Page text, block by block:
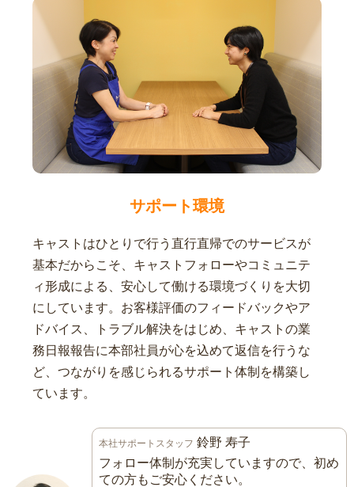
サポート環境
キャストはひとりで行う直行直帰でのサービスが
基本だからこそ、キャストフォローやコミュニテ
ィ形成による、安心して働ける環境づくりを大切
にしています。お客様評価のフィードバックやア
ドバイス、トラブル解決をはじめ、キャストの業
務日報報告に本部社員が心を込めて返信を行うな
ど、つながりを感じられるサポート体制を構築し
ています。
本社サポートスタッフ 鈴野 寿子
フォロー体制が充実していますので、初め
ての方もご安心ください。